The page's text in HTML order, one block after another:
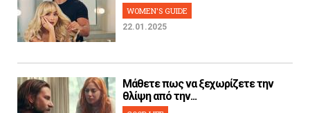
WOMEN'S GUIDE
22.01.2025
Μάθετε πως να ξεχωρίζετε την
θλίψη από την...